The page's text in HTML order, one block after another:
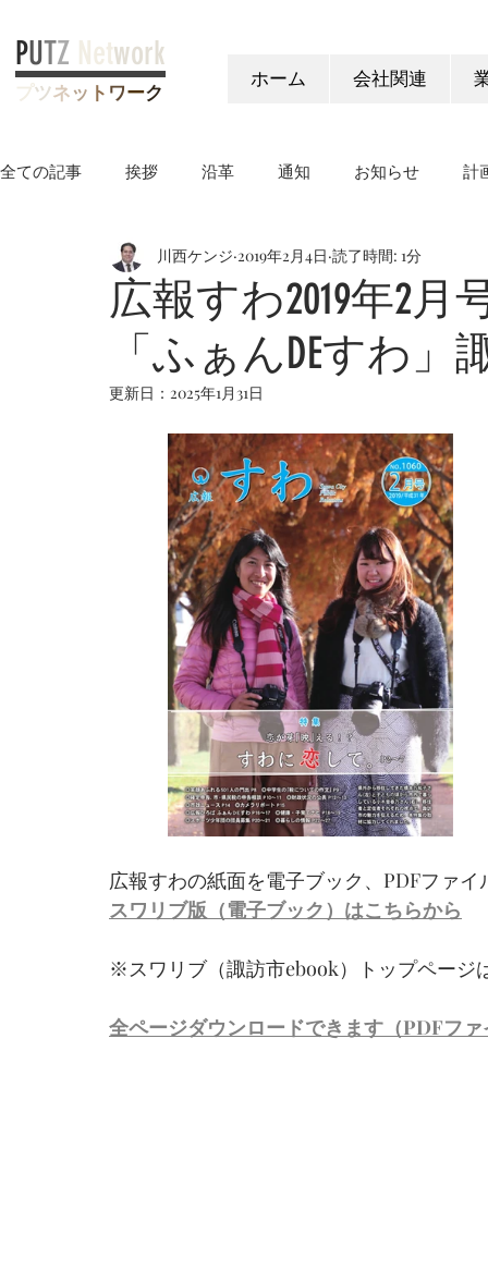
ホーム 会社関連
PUTZ Network
プツネ ッ ト ワーク
全ての記事 挨拶 沿革 通知 お知らせ 計
ヤングケアラー制度
広報すわ2019年2月
「ふぁんDEすわ」
川西ケンジ 2019年2月4日 読了時間: 1分
更新日： 2025年1月31日
広報すわの紙面を電子ブック、PDFファ
スワリブ版（電子ブック）はこちらから
※スワリブ（諏訪市ebook）トップページ
全ページダウンロードできます（PDFフ